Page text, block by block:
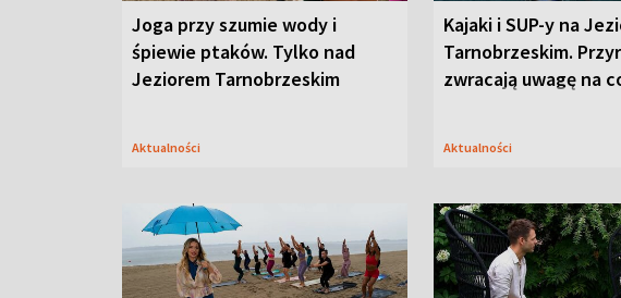
Joga przy szumie wody i
śpiewie ptaków. Tylko nad
Jeziorem Tarnobrzeskim
Aktualności
Kajaki i SUP-y na
Tarnobrzeskim.
zwracają uwagę na
Aktualności